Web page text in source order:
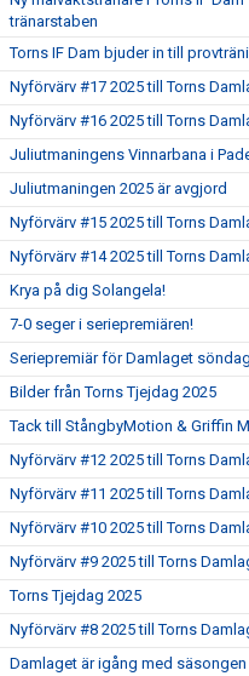
tränarstaben
Torns IF Dam bjuder in till
Nyförvärv #17 2025 till Torns
Nyförvärv #16 2025 till Torns
Juliutmaningens Vinnarbana i
Juliutmaningen 2025 är avgjord
Nyförvärv #15 2025 till Torns
Nyförvärv #14 2025 till Torns
Krya på dig Solangela!
7-0 seger i seriepremiären!
Seriepremiär för Damlaget
Bilder från Torns Tjejdag 2025
Tack till StångbyMotion & Griffin
Nyförvärv #12 2025 till Torns
Nyförvärv #11 2025 till Torns
Nyförvärv #10 2025 till Torns
Nyförvärv #9 2025 till Torns
Torns Tjejdag 2025
Nyförvärv #8 2025 till Torns
Damlaget är igång med säsongen